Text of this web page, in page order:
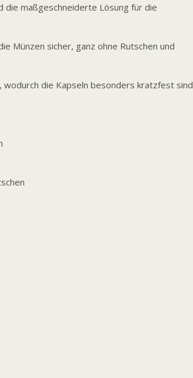
die maßgeschneiderte Lösung für die
Münzen sicher, ganz ohne Rutschen und
wodurch die Kapseln besonders kratzfest sind